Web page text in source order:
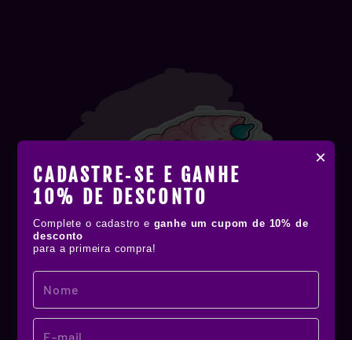
×
CADASTRE‑SE E GANHE
10% DE DESCONTO
Complete o cadastro e ganhe um cupom de 10% de
desconto
para a primeira compra!